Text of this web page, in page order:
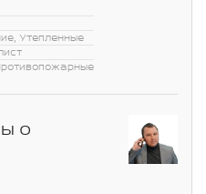
Утепленные
о